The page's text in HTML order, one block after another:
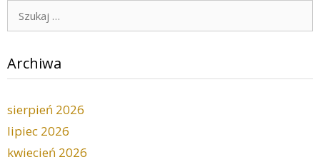
Szukaj:
Archiwa
sierpień 2026
lipiec 2026
kwiecień 2026